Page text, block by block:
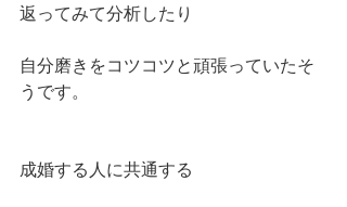
返ってみて分析したり
自分磨きをコツコツと頑張っていたそ
うです。
成婚する人に共通する